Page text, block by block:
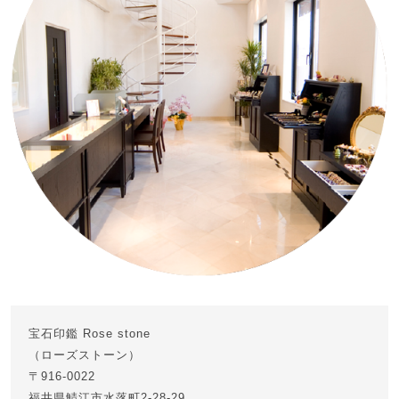
宝石印鑑 Rose stone
（ローズストーン）
〒916-0022